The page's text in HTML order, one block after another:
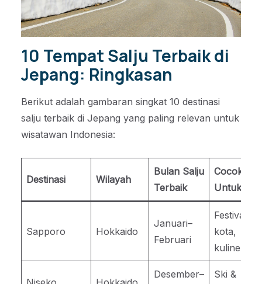
10 Tempat Salju Terbaik di
Jepang: Ringkasan
Berikut adalah gambaran singkat 10 destinasi
salju terbaik di Jepang yang paling relevan untuk
wisatawan Indonesia:
Destinasi Wilayah
Bulan Salju
Terbaik
Cocok
Untuk
Sapporo Hokkaido
Januari–
Februari
Festival,
kota,
kuliner
Desember– Ski &